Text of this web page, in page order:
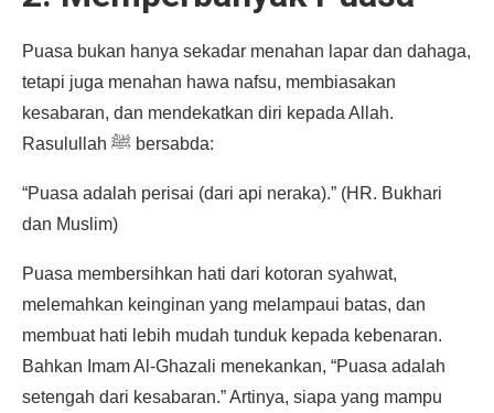
Puasa bukan hanya sekadar menahan lapar dan dahaga,
tetapi juga menahan hawa nafsu, membiasakan
kesabaran, dan mendekatkan diri kepada Allah.
Rasulullah ﷺ bersabda:
“Puasa adalah perisai (dari api neraka).” (HR. Bukhari
dan Muslim)
Puasa membersihkan hati dari kotoran syahwat,
melemahkan keinginan yang melampaui batas, dan
membuat hati lebih mudah tunduk kepada kebenaran.
Bahkan Imam Al-Ghazali menekankan, “Puasa adalah
setengah dari kesabaran.” Artinya, siapa yang mampu